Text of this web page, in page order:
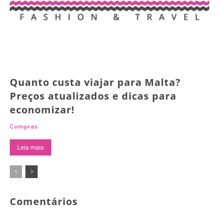
Quanto custa viajar para Malta?
Preços atualizados e dicas para
economizar!
Compras
Leia mais
Comentários